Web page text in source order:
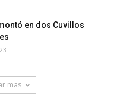
en dos Cuvillos
mas